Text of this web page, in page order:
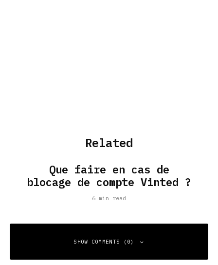
Related
Que faire en cas de
blocage de compte Vinted ?
6 min read
SHOW COMMENTS (0)